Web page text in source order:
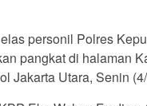
personil Polres
pangkat di halaman
Jakarta Utara, Senin